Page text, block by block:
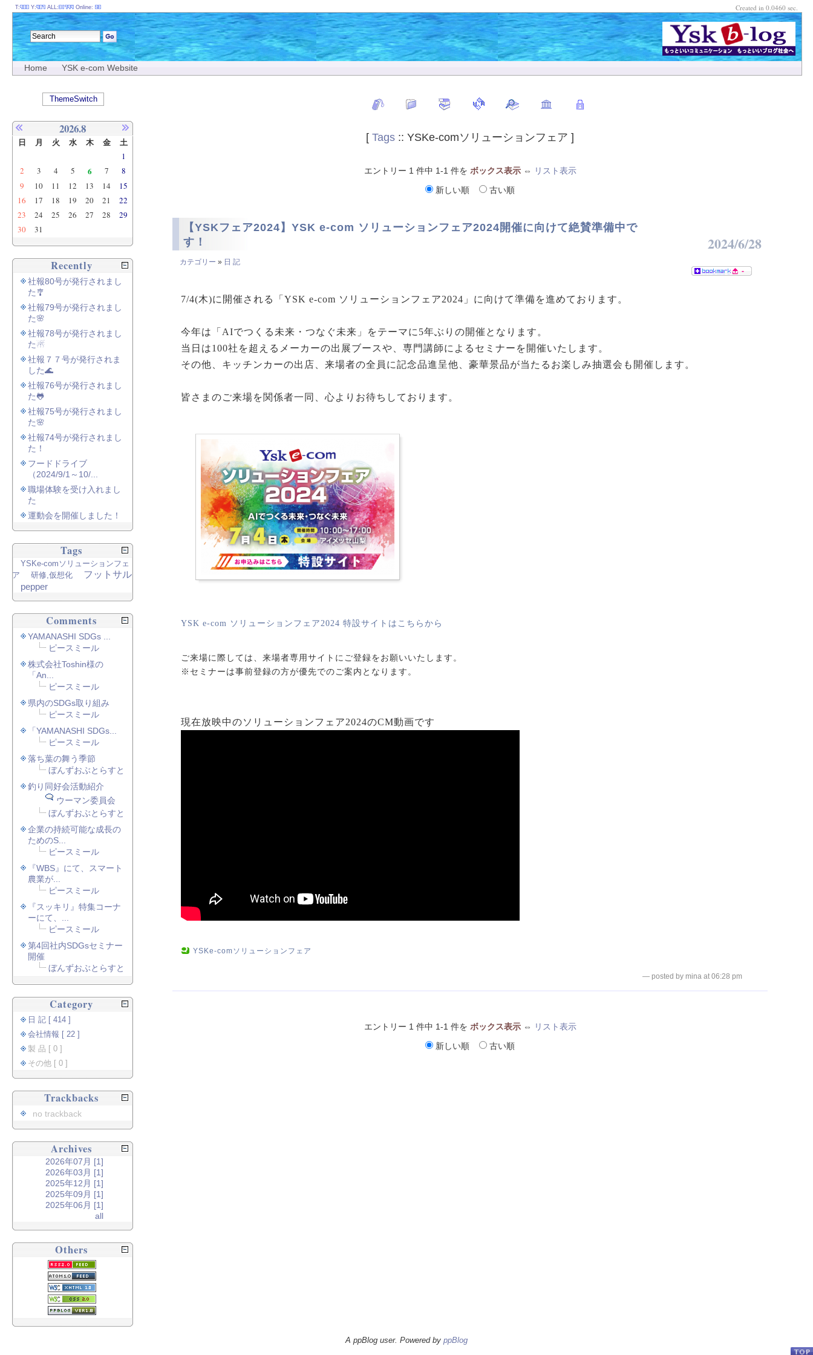
Home YSK e-com Website
[ Tags:: YSKe-comソリューションフェア ]
エントリー 1 件中 1-1 件を ボックス表示⇔
リスト表示
新しい順
古い順
【YSKフェア2024】YSK e-com ソリューションフェア2024開催に向けて絶賛準備中で
す！
2024/6/28
カテゴリー » 日 記
-
7/4(木)に開催される「YSK e-com ソリューションフェア2024」に向けて準備を進めております。
今年は「AIでつくる未来・つなぐ未来」をテーマに5年ぶりの開催となります。
当日は100社を超えるメーカーの出展ブースや、専門講師によるセミナーを開催いたします。
その他、キッチンカーの出店、来場者の全員に記念品進呈他、豪華景品が当たるお楽しみ抽選会も開催します。
皆さまのご来場を関係者一同、心よりお待ちしております。
YSK e-com ソリューションフェア2024 特設サイトはこちらから
ご来場に際しては、来場者専用サイトにご登録をお願いいたします。
※セミナーは事前登録の方が優先でのご案内となります。
現在放映中のソリューションフェア2024のCM動画です
YSKe-comソリューションフェア
— posted by mina at 06:28 pm
エントリー 1 件中 1-1 件を ボックス表示⇔
リスト表示
新しい順
古い順
T: Y: ALL: Online:
ThemeSwitch
Created in 0.0460 sec.
2026.8
日 月 火 水 木 金 土
1
2
3 4 5 6 7
8
9
10 11 12 13 14
15
16
17 18 19 20 21
22
23
24 25 26 27 28
29
30
31
Recently
社報80号が発行されまし
た🎐
社報79号が発行されまし
た🌸
社報78号が発行されまし
た☃
社報７７号が発行されま
した🌊
社報76号が発行されまし
た🐸
社報75号が発行されまし
た🌸
社報74号が発行されまし
た！
フードドライブ
（2024/9/1～10/...
職場体験を受け入れまし
た
運動会を開催しました！
Tags
YSKe-comソリューションフェ
ア
研修,仮想化
フットサル
pepper
Comments
YAMANASHI SDGs ...
ピースミール
株式会社Toshin様の
「An...
ピースミール
県内のSDGs取り組み
ピースミール
「YAMANASHI SDGs...
ピースミール
落ち葉の舞う季節
ぼんずおぶとらすと
釣り同好会活動紹介
ウーマン委員会
ぼんずおぶとらすと
企業の持続可能な成長の
ためのS...
ピースミール
『WBS』にて、スマート
農業が...
ピースミール
『スッキリ』特集コーナ
ーにて、...
ピースミール
第4回社内SDGsセミナー
開催
ぼんずおぶとらすと
Category
日 記 [ 414 ]
会社情報 [ 22 ]
製 品 [ 0 ]
その他 [ 0 ]
Trackbacks
no trackback
Archives
2026年07月 [1]
2026年03月 [1]
2025年12月 [1]
2025年09月 [1]
2025年06月 [1]
all
Others
A ppBlog user. Powered by ppBlog